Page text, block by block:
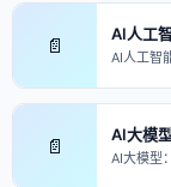
📄 AI人工
AI人工智
📄 AI大模
AI大模型